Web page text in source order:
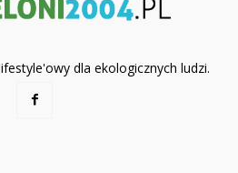
dla ekologicznych ludzi.